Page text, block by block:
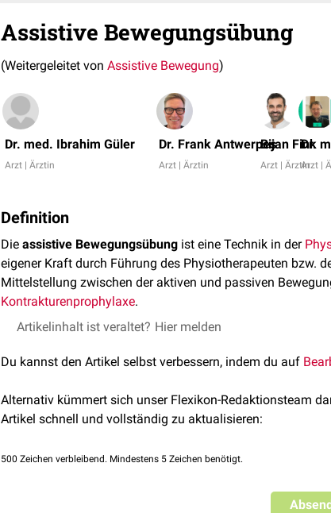
Assistive Bewegungsübung
(Weitergeleitet von Assistive Bewegung)
Dr. med. Ibrahim Güler
Arzt | Ärztin
Dr. Frank Antwerpes
Arzt | Ärztin
Bijan Fink
Arzt | Ärztin
Dr.
Arzt |
Definition
Die assistive Bewegungsübung ist eine Technik in der
eigener Kraft durch Führung des Physiotherapeuten bzw.
Mittelstellung zwischen der aktiven und passiven
Kontrakturenprophylaxe.
Artikelinhalt ist veraltet? Hier melden
Du kannst den Artikel selbst verbessern, indem du auf
Alternativ kümmert sich unser Flexikon-Redaktionsteam
Artikel schnell und vollständig zu aktualisieren:
500 Zeichen verbleibend. Mindestens 5 Zeichen benötigt.